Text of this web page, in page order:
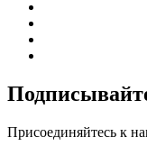
Присоединяйтесь к